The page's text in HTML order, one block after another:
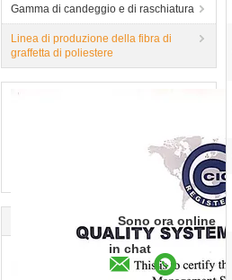
Gamma di candeggio e di raschiatura
Linea di produzione della fibra di
graffetta di poliestere
Sono ora online
in chat